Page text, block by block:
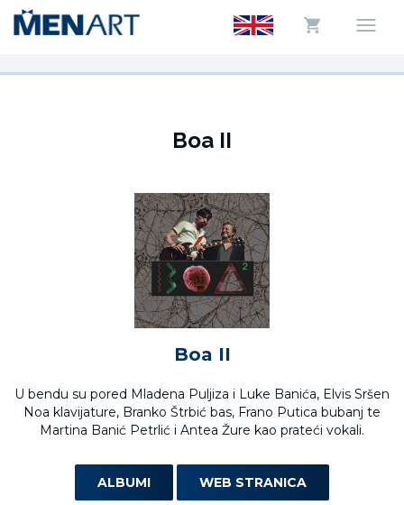
Boa II
Boa II
U bendu su pored Mladena Puljiza i Luke Banića, Elvis Sršen
Noa klavijature, Branko Štrbić bas, Frano Putica bubanj te
Martina Banić Petrlić i Antea Žure kao prateći vokali.
ALBUMI WEB STRANICA